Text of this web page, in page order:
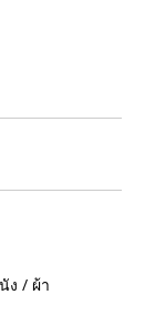
ง / ผ้า